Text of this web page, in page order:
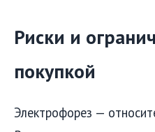
Риски и
покупкой
Электрофорез —